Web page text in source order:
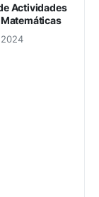
Actividades